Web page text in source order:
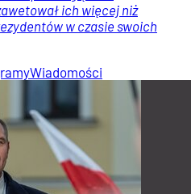
ich więcej niż
w czasie swoich
Wiadomości